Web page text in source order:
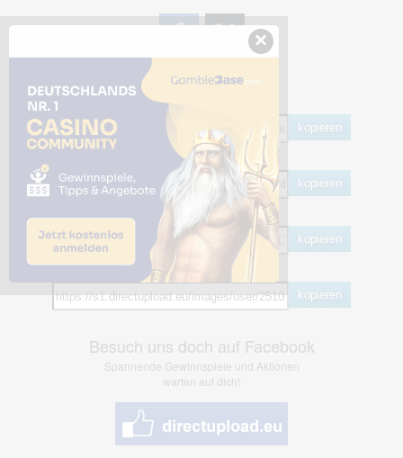
Share Links
kopieren
HTML
kopieren
BB Code
kopieren
kopieren
Besuch uns doch auf Facebook
Spannende Gewinnspiele und Aktionen
warten auf dich!
×